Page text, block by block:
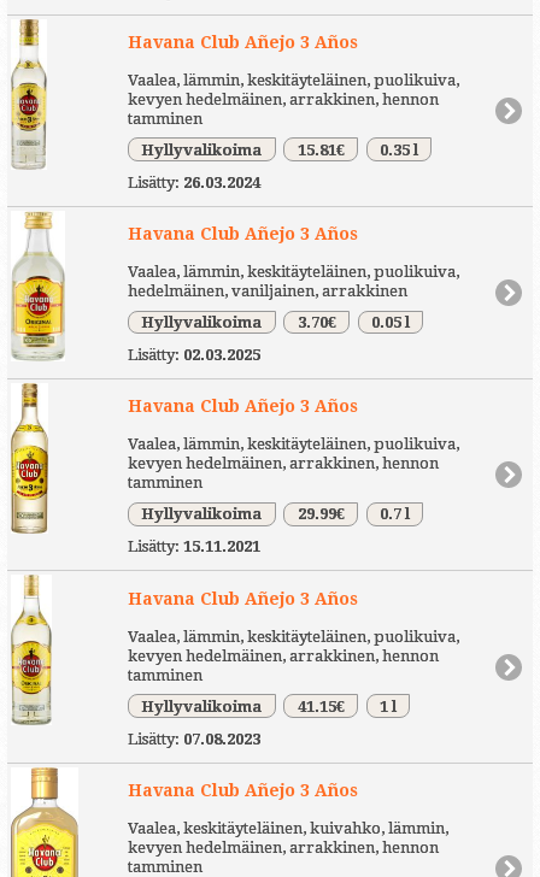
Havana Club Añejo 3 Años
Vaalea, lämmin, keskitäyteläinen, puolikuiva,
kevyen hedelmäinen, arrakkinen, hennon
tamminen
Hyllyvalikoima
15.81€
0.35 l
Lisätty: 26.03.2024
Havana Club Añejo 3 Años
Vaalea, lämmin, keskitäyteläinen, puolikuiva,
hedelmäinen, vaniljainen, arrakkinen
Hyllyvalikoima
3.70€
0.05 l
Lisätty: 02.03.2025
Havana Club Añejo 3 Años
Vaalea, lämmin, keskitäyteläinen, puolikuiva,
kevyen hedelmäinen, arrakkinen, hennon
tamminen
Hyllyvalikoima
29.99€
0.7 l
Lisätty: 15.11.2021
Havana Club Añejo 3 Años
Vaalea, lämmin, keskitäyteläinen, puolikuiva,
kevyen hedelmäinen, arrakkinen, hennon
tamminen
Hyllyvalikoima
41.15€
1 l
Lisätty: 07.08.2023
Havana Club Añejo 3 Años
Vaalea, keskitäyteläinen, kuivahko, lämmin,
kevyen hedelmäinen, arrakkinen, hennon
tamminen